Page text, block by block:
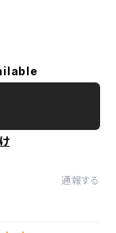
通報する